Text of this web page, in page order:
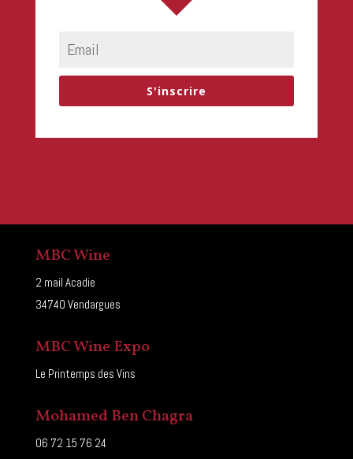
S'inscrire
MBC Wine
2 mail Acadie
34740 Vendargues
MBC Wine Expo
Le Printemps des Vins
Mohamed Ben Chagra
06 72 15 76 24